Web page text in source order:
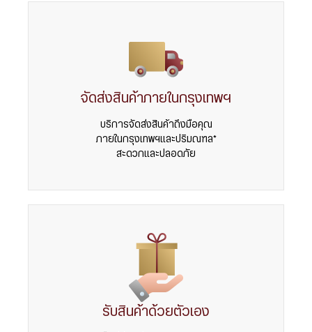
จัดส่งสินค้าภายในกรุงเทพฯ
บริการจัดส่งสินค้าถึงมือคุณ
ภายในกรุงเทพฯและปริมณฑล*
สะดวกและปลอดภัย
รับสินค้าด้วยตัวเอง